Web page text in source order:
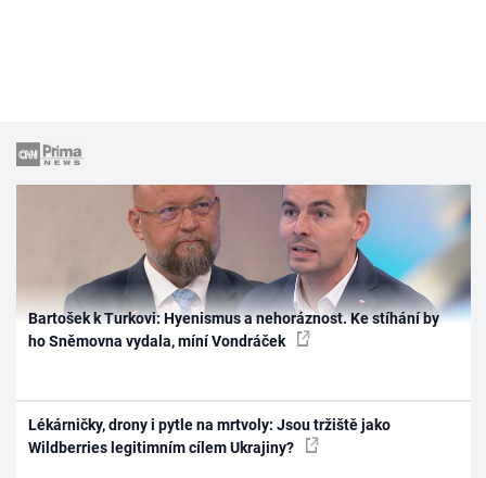
Bartošek k Turkovi: Hyenismus a nehoráznost. Ke stíhání by
ho Sněmovna vydala, míní Vondráček
Lékárničky, drony i pytle na mrtvoly: Jsou tržiště jako
Wildberries legitimním cílem Ukrajiny?